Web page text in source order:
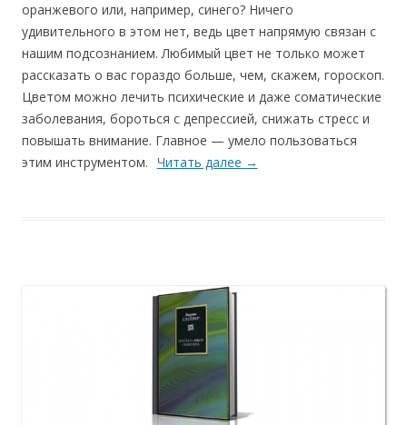
оранжевого или, например, синего? Ничего
удивительного в этом нет, ведь цвет напрямую связан с
нашим подсознанием. Любимый цвет не только может
рассказать о вас гораздо больше, чем, скажем, гороскоп.
Цветом можно лечить психические и даже соматические
заболевания, бороться с депрессией, снижать стресс и
повышать внимание. Главное — умело пользоваться
этим инструментом. Читать далее →